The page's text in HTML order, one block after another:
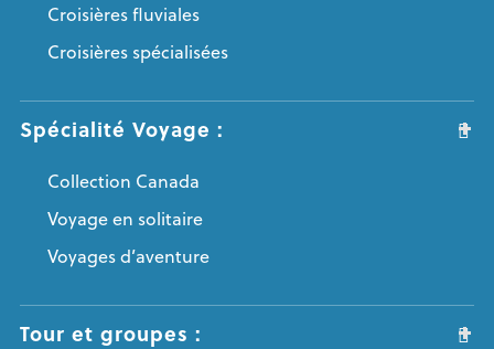
Croisières fluviales
Croisières spécialisées
Spécialité Voyage :
Collection Canada
Voyage en solitaire
Voyages d’aventure
Tour et groupes :